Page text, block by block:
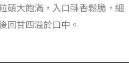
碩大飽滿，入口酥香鬆脆，細
回甘四溢於口中。